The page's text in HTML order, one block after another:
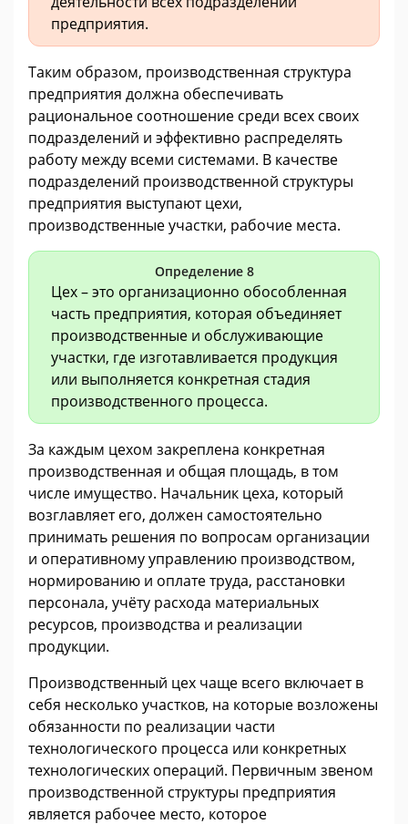
предприятия.
Таким образом, производственная структура
предприятия должна обеспечивать
рациональное соотношение среди всех своих
подразделений и эффективно распределять
работу между всеми системами. В качестве
подразделений производственной структуры
предприятия выступают цехи,
производственные участки, рабочие места.
Определение 8
Цех – это организационно обособленная
часть предприятия, которая объединяет
производственные и обслуживающие
участки, где изготавливается продукция
или выполняется конкретная стадия
производственного процесса.
За каждым цехом закреплена конкретная
производственная и общая площадь, в том
числе имущество. Начальник цеха, который
возглавляет его, должен самостоятельно
принимать решения по вопросам организации
и оперативному управлению производством,
нормированию и оплате труда, расстановки
персонала, учёту расхода материальных
ресурсов, производства и реализации
продукции.
Производственный цех чаще всего включает в
себя несколько участков, на которые возложены
обязанности по реализации части
технологического процесса или конкретных
технологических операций. Первичным звеном
производственной структуры предприятия
является рабочее место, которое